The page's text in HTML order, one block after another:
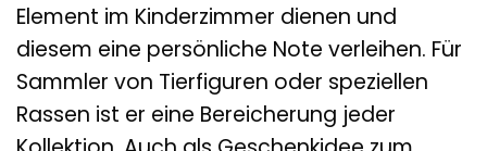
Element im Kinderzimmer dienen und
diesem eine persönliche Note verleihen. Für
Sammler von Tierfiguren oder speziellen
Rassen ist er eine Bereicherung jeder